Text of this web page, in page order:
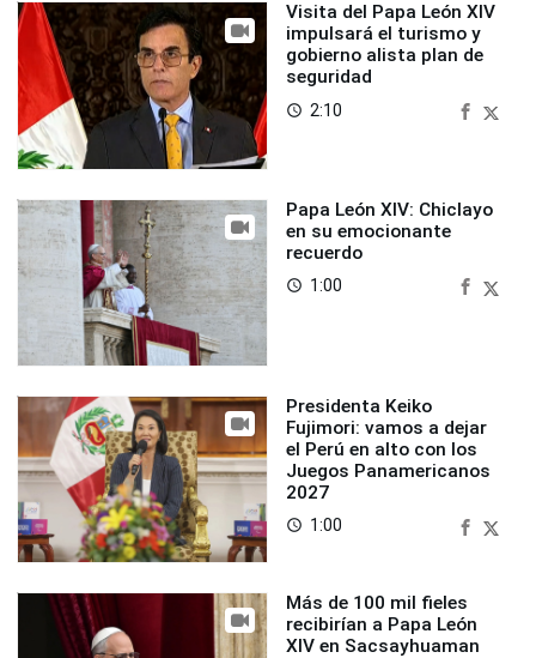
Visita del Papa León XIV
impulsará el turismo y
gobierno alista plan de
seguridad
access_time 2:10
Papa León XIV: Chiclayo
en su emocionante
recuerdo
access_time 1:00
Presidenta Keiko
Fujimori: vamos a dejar
el Perú en alto con los
Juegos Panamericanos
2027
access_time 1:00
Más de 100 mil fieles
recibirían a Papa León
XIV en Sacsayhuaman